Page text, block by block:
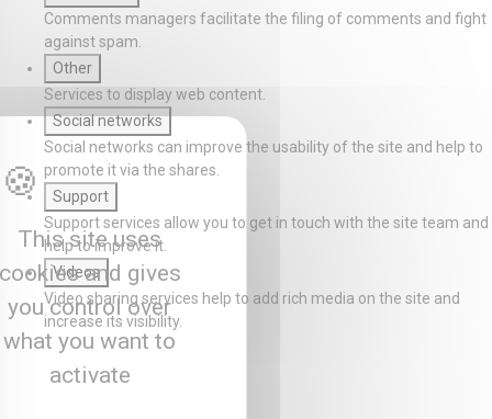
Comments managers facilitate the filing of comments and fight
against spam.
Other
Services to display web content.
Social networks
Social networks can improve the usability of the site and help to
promote it via the shares.
Support
Support services allow you to get in touch with the site team and
help to improve it.
Videos
Video sharing services help to add rich media on the site and
increase its visibility.
This site uses
and gives
you control over
what you want to
activate